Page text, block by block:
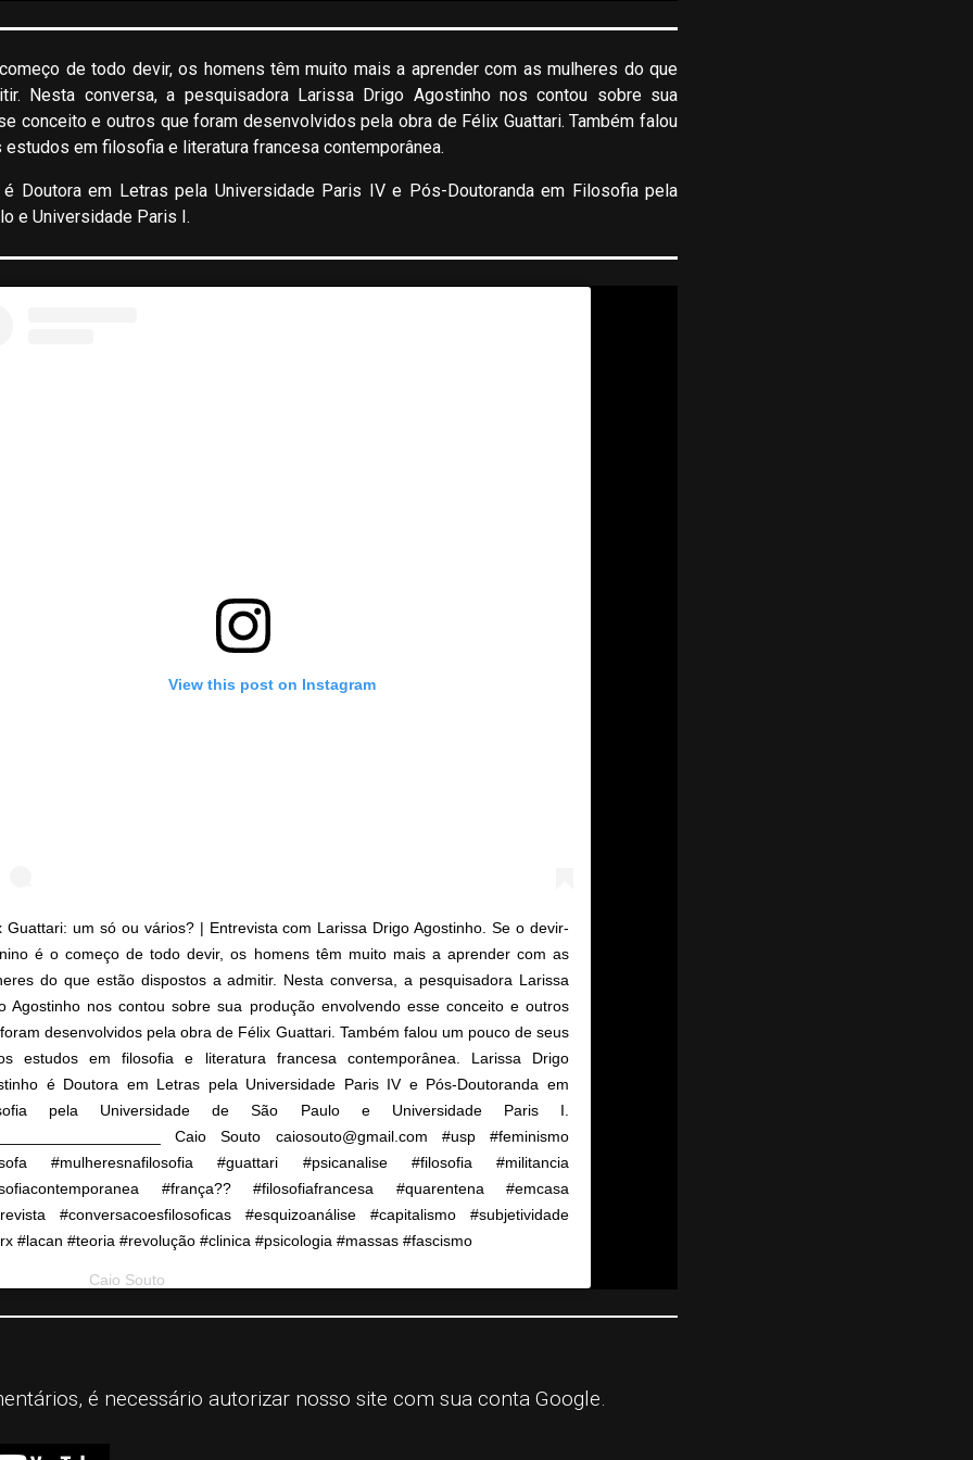
de todo devir, os homens têm muito mais a aprender com as mulheres do que
Nesta conversa, a pesquisadora Larissa Drigo Agostinho nos contou sobre sua
conceito e outros que foram desenvolvidos pela obra de Félix Guattari. Também falou
em filosofia e literatura francesa contemporânea.
Doutora em Letras pela Universidade Paris IV e Pós-Doutoranda em Filosofia pela
e Universidade Paris I.
View this post on Instagram
Guattari: um só ou vários? | Entrevista com Larissa Drigo Agostinho. Se o devir-
é o começo de todo devir, os homens têm muito mais a aprender com as
do que estão dispostos a admitir. Nesta conversa, a pesquisadora Larissa
Agostinho nos contou sobre sua produção envolvendo esse conceito e outros
desenvolvidos pela obra de Félix Guattari. Também falou um pouco de seus
estudos em filosofia e literatura francesa contemporânea. Larissa Drigo
é Doutora em Letras pela Universidade Paris IV e Pós-Doutoranda em
pela Universidade de São Paulo e Universidade Paris I.
Caio Souto caiosouto@gmail.com #usp #feminismo
#mulheresnafilosofia #guattari #psicanalise #filosofia #militancia
#frança?? #filosofiafrancesa #quarentena #emcasa
#conversacoesfilosoficas #esquizoanálise #capitalismo #subjetividade
#lacan #teoria #revolução #clinica #psicologia #massas #fascismo
Caio Souto
é necessário autorizar nosso site com sua conta Google.